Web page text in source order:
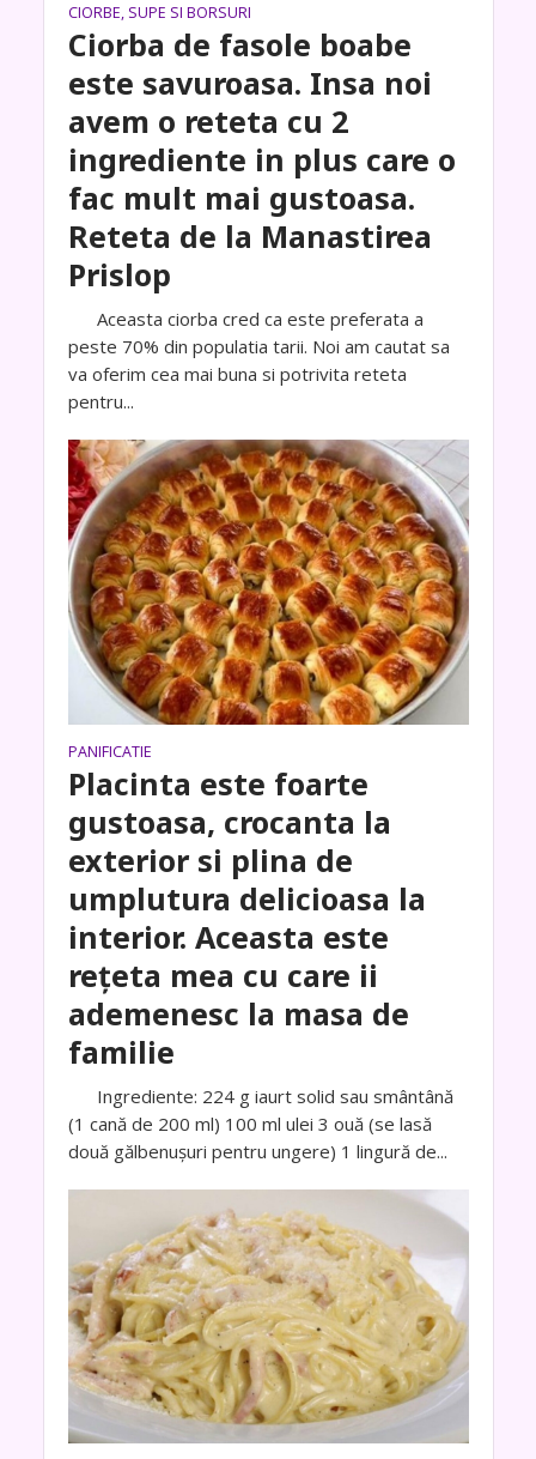
CIORBE, SUPE SI BORSURI
Ciorba de fasole boabe
este savuroasa. Insa noi
avem o reteta cu 2
ingrediente in plus care o
fac mult mai gustoasa.
Reteta de la Manastirea
Prislop
Aceasta ciorba cred ca este preferata a
peste 70% din populatia tarii. Noi am cautat sa
va oferim cea mai buna si potrivita reteta
pentru...
PANIFICATIE
Placinta este foarte
gustoasa, crocanta la
exterior si plina de
umplutura delicioasa la
interior. Aceasta este
rețeta mea cu care ii
ademenesc la masa de
familie
Ingrediente: 224 g iaurt solid sau smântână
(1 cană de 200 ml) 100 ml ulei 3 ouă (se lasă
două gălbenușuri pentru ungere) 1 lingură de...